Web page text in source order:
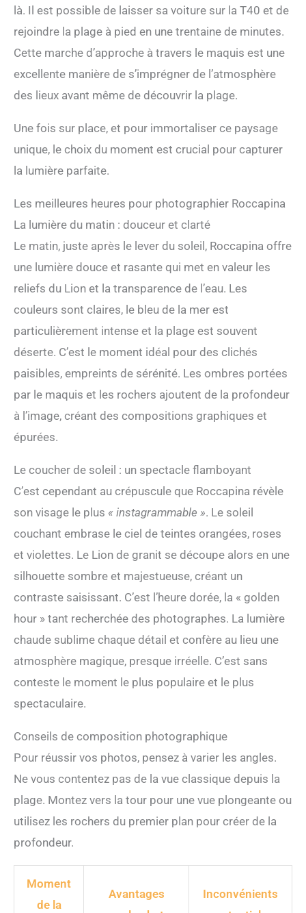
là. Il est possible de laisser sa voiture sur la T40 et de
rejoindre la plage à pied en une trentaine de minutes.
Cette marche d’approche à travers le maquis est une
excellente manière de s’imprégner de l’atmosphère
des lieux avant même de découvrir la plage.
Une fois sur place, et pour immortaliser ce paysage
unique, le choix du moment est crucial pour capturer
la lumière parfaite.
Les meilleures heures pour photographier Roccapina
La lumière du matin : douceur et clarté
Le matin, juste après le lever du soleil, Roccapina offre
une lumière douce et rasante qui met en valeur les
reliefs du Lion et la transparence de l’eau. Les
couleurs sont claires, le bleu de la mer est
particulièrement intense et la plage est souvent
déserte. C’est le moment idéal pour des clichés
paisibles, empreints de sérénité. Les ombres portées
par le maquis et les rochers ajoutent de la profondeur
à l’image, créant des compositions graphiques et
épurées.
Le coucher de soleil : un spectacle flamboyant
C’est cependant au crépuscule que Roccapina révèle
son visage le plus « instagrammable ». Le soleil
couchant embrase le ciel de teintes orangées, roses
et violettes. Le Lion de granit se découpe alors en une
silhouette sombre et majestueuse, créant un
contraste saisissant. C’est l’heure dorée, la « golden
hour » tant recherchée des photographes. La lumière
chaude sublime chaque détail et confère au lieu une
atmosphère magique, presque irréelle. C’est sans
conteste le moment le plus populaire et le plus
spectaculaire.
Conseils de composition photographique
Pour réussir vos photos, pensez à varier les angles.
Ne vous contentez pas de la vue classique depuis la
plage. Montez vers la tour pour une vue plongeante ou
utilisez les rochers du premier plan pour créer de la
profondeur.
Moment
de la
Avantages
Inconvénients